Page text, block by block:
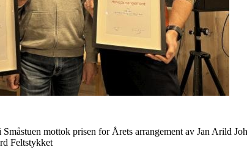
mottok prisen for Årets arrangement av Jan Arild
Feltstykket